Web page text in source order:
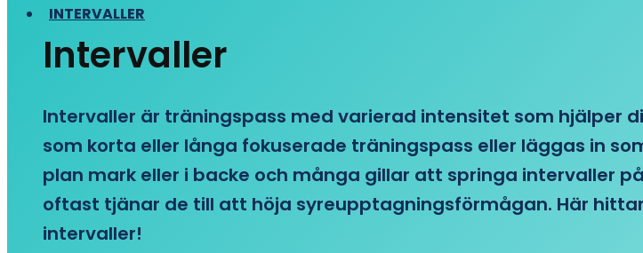
INTERVALLER
Intervaller
Intervaller är träningspass med varierad intensitet som hjälper
som korta eller långa fokuserade träningspass eller läggas in
plan mark eller i backe och många gillar att springa intervaller
oftast tjänar de till att höja syreupptagningsförmågan. Här
intervaller!